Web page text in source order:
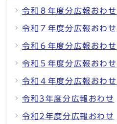
令和８年度分広報おわせ
令和７年度分広報おわせ
令和６年度分広報おわせ
令和５年度分広報おわせ
令和４年度分広報おわせ
令和3年度分広報おわせ
令和2年度分広報おわせ